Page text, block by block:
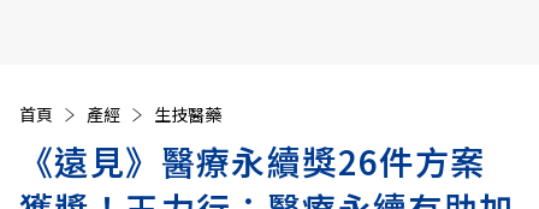
首頁 產經 生技醫藥
《遠見》醫療永續獎26件方案